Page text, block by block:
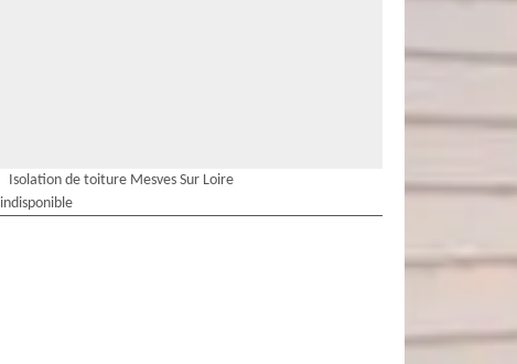
Isolation de toiture Mesves Sur Loire
indisponible